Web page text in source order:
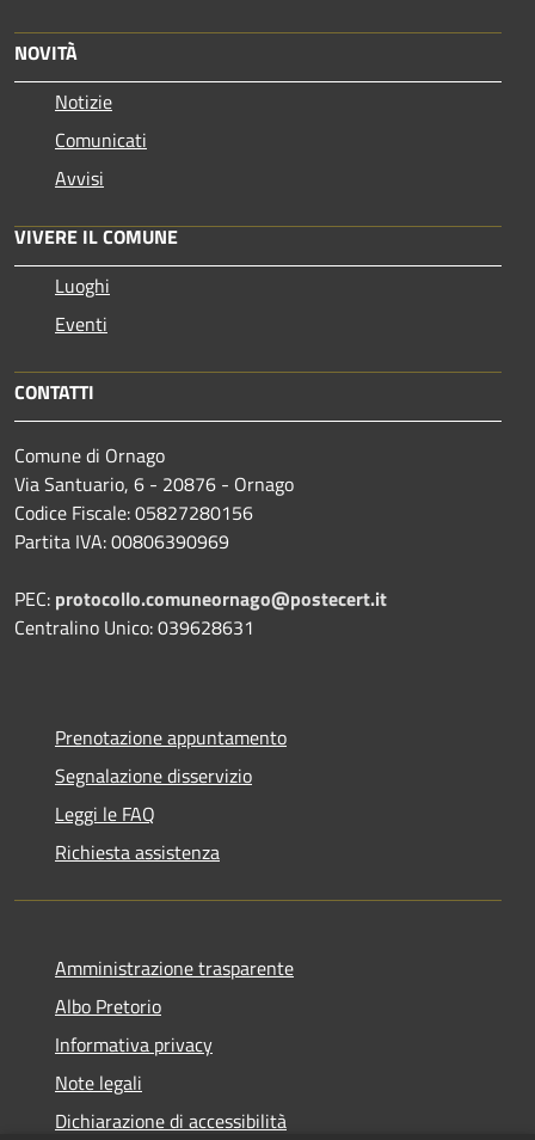
NOVITÀ
Notizie
Comunicati
Avvisi
VIVERE IL COMUNE
Luoghi
Eventi
CONTATTI
Comune di Ornago
Via Santuario, 6 - 20876 - Ornago
Codice Fiscale: 05827280156
Partita IVA: 00806390969
PEC: protocollo.comuneornago@postecert.it
Centralino Unico: 039628631
Prenotazione appuntamento
Segnalazione disservizio
Leggi le FAQ
Richiesta assistenza
Amministrazione trasparente
Albo Pretorio
Informativa privacy
Note legali
Dichiarazione di accessibilità